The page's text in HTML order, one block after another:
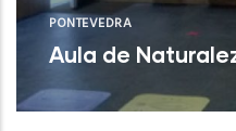
PONTEVEDRA
Aula de
Bueu (Pontevedra)